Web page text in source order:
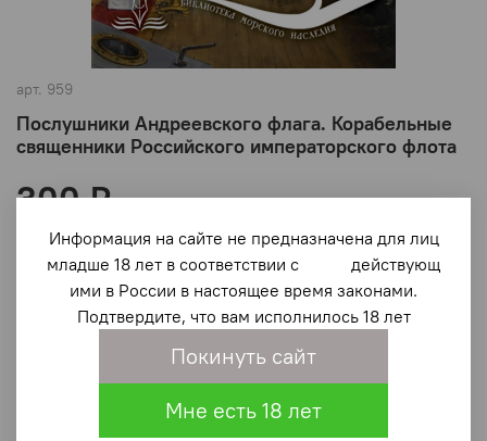
арт. 959
Послушники Андреевского флага. Корабельные
священники Российского императорского флота
(0) В избранное
300 ₽
В корзину
Информация на сайте не предназначена для лиц
младше 18 лет в соответствии с действующ
ими в России в настоящее время законами.
Подтвердите, что вам исполнилось 18 лет
Покинуть сайт
Мне есть 18 лет